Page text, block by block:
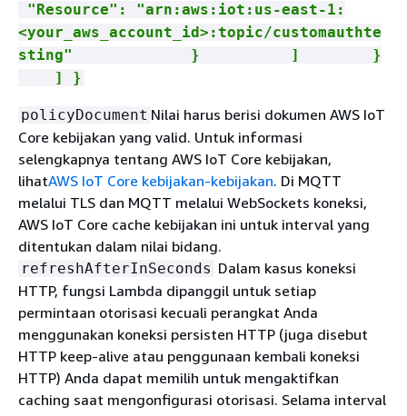
"Resource": "arn:aws:iot:us-east-1:
<your_aws_account_id>:topic/customauthte
sting" } ] }
] }
policyDocument Nilai harus berisi dokumen AWS IoT
Core kebijakan yang valid. Untuk informasi
selengkapnya tentang AWS IoT Core kebijakan,
lihatAWS IoT Core kebijakan-kebijakan. Di MQTT
melalui TLS dan MQTT melalui WebSockets koneksi,
AWS IoT Core cache kebijakan ini untuk interval yang
ditentukan dalam nilai bidang.
refreshAfterInSeconds Dalam kasus koneksi
HTTP, fungsi Lambda dipanggil untuk setiap
permintaan otorisasi kecuali perangkat Anda
menggunakan koneksi persisten HTTP (juga disebut
HTTP keep-alive atau penggunaan kembali koneksi
HTTP) Anda dapat memilih untuk mengaktifkan
caching saat mengonfigurasi otorisasi. Selama interval